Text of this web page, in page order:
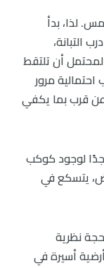
لذا، بدأ
التبانة،
أن تلتقط
مرور
قرب بما يكفي
لوجود كوكب
يتسكع في
نظرية
أسيرة في